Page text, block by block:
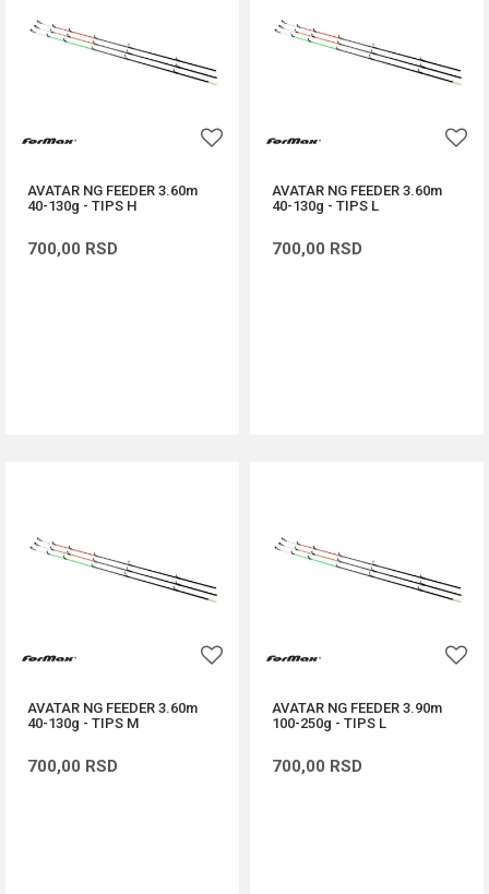
AVATAR NG FEEDER 3.60m
40-130g - TIPS H
700,00 RSD
AVATAR NG FEEDER 3.60m
40-130g - TIPS L
700,00 RSD
AVATAR NG FEEDER 3.60m
40-130g - TIPS M
700,00 RSD
AVATAR NG FEEDER 3.90m
100-250g - TIPS L
700,00 RSD